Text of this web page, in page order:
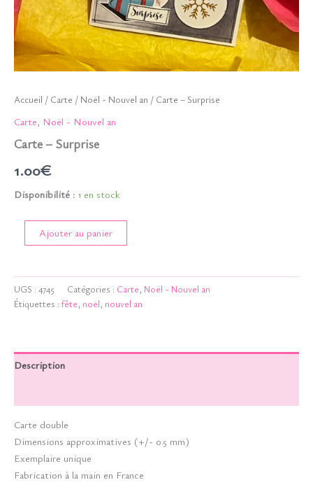
Accueil / Carte / Noël - Nouvel an / Carte – Surprise
Carte, Noël - Nouvel an
Carte – Surprise
1.00€
Disponibilité : 1 en stock
Ajouter au panier
UGS : 4745 Catégories : Carte, Noël - Nouvel an
Étiquettes : fête, noël, nouvel an
Description
Carte double
Dimensions approximatives (+/- 0.5 mm)
Exemplaire unique
Fabrication à la main en France